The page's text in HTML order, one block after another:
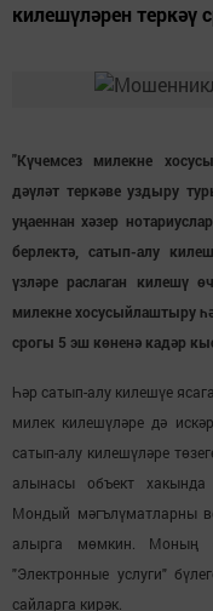
килешүләрен теркәү
"Күчемсез милекне
дәүләт теркәве уздыру
уңаеннан хәзер
берлектә, сатып-алу
үзләре раслаган килешү
милекне хосусыйлаштыру
срогы 5 эш көненә кадәр
Һәр сатып-алу килешүе
милек килешүләре дә
сатып-алу килешүләре
алынасы объект
Мондый мәгълүматларны
алырга мөмкин. Моның
"Электронные услуги"
сайларга кирәк.